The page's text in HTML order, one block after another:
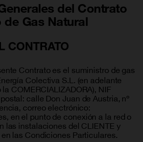
del Contrato
Gas Natural
CONTRATO
Contrato es el suministro de gas
Colectiva S.L. (en adelante
COMERCIALIZADORA), NIF
calle Don Juan de Austria, nº
correo electrónico:
en el punto de conexión a la red o
las instalaciones del CLIENTE y
las Condiciones Particulares.